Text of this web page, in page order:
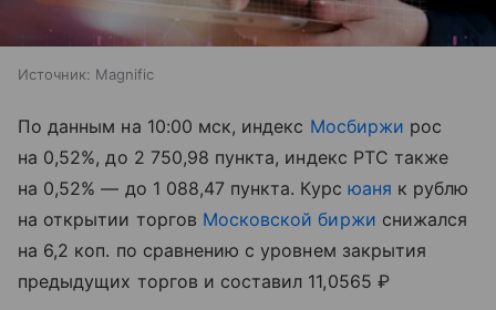
Источник: Magnific
По данным на 10:00 мск, индекс Мосбиржи рос
на 0,52%, до 2 750,98 пункта, индекс РТС также
на 0,52% — до 1 088,47 пункта. Курс юаня к рублю
на открытии торгов Московской биржи снижался
на 6,2 коп. по сравнению с уровнем закрытия
предыдущих торгов и составил 11,0565 ₽